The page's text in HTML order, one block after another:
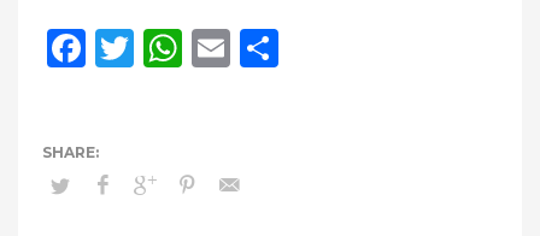
Facebook
Twitter
WhatsApp
Email